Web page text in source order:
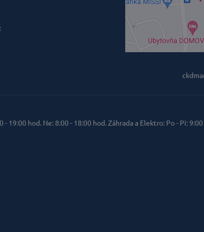
- 19:00 hod. Ne: 8:00 - 18:00 hod. Záhrada a Elektro: Po - Pi: